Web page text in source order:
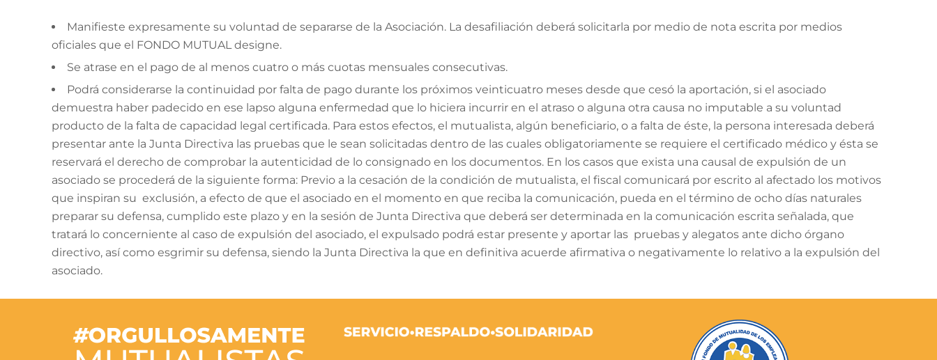
Manifieste expresamente su voluntad de separarse de la Asociación. La desafiliación deberá solicitarla por medio de nota escrita por medios
oficiales que el FONDO MUTUAL designe.
Se atrase en el pago de al menos cuatro o más cuotas mensuales consecutivas.
Podrá considerarse la continuidad por falta de pago durante los próximos veinticuatro meses desde que cesó la aportación, si el asociado
demuestra haber padecido en ese lapso alguna enfermedad que lo hiciera incurrir en el atraso o alguna otra causa no imputable a su voluntad
producto de la falta de capacidad legal certificada. Para estos efectos, el mutualista, algún beneficiario, o a falta de éste, la persona interesada deberá
presentar ante la Junta Directiva las pruebas que le sean solicitadas dentro de las cuales obligatoriamente se requiere el certificado médico y ésta se
reservará el derecho de comprobar la autenticidad de lo consignado en los documentos. En los casos que exista una causal de expulsión de un
asociado se procederá de la siguiente forma: Previo a la cesación de la condición de mutualista, el fiscal comunicará por escrito al afectado los motivos
que inspiran su exclusión, a efecto de que el asociado en el momento en que reciba la comunicación, pueda en el término de ocho días naturales
preparar su defensa, cumplido este plazo y en la sesión de Junta Directiva que deberá ser determinada en la comunicación escrita señalada, que
tratará lo concerniente al caso de expulsión del asociado, el expulsado podrá estar presente y aportar las pruebas y alegatos ante dicho órgano
directivo, así como esgrimir su defensa, siendo la Junta Directiva la que en definitiva acuerde afirmativa o negativamente lo relativo a la expulsión del
asociado.